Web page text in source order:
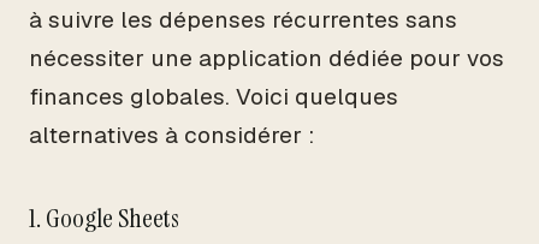
à suivre les dépenses récurrentes sans
nécessiter une application dédiée pour vos
finances globales. Voici quelques
alternatives à considérer :
1. Google Sheets